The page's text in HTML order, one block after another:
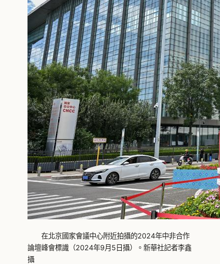
在北京國家會議中心附近拍攝的2024年中非合作
論壇峰會標識（2024年9月5日攝）。新華社記者李鑫
攝